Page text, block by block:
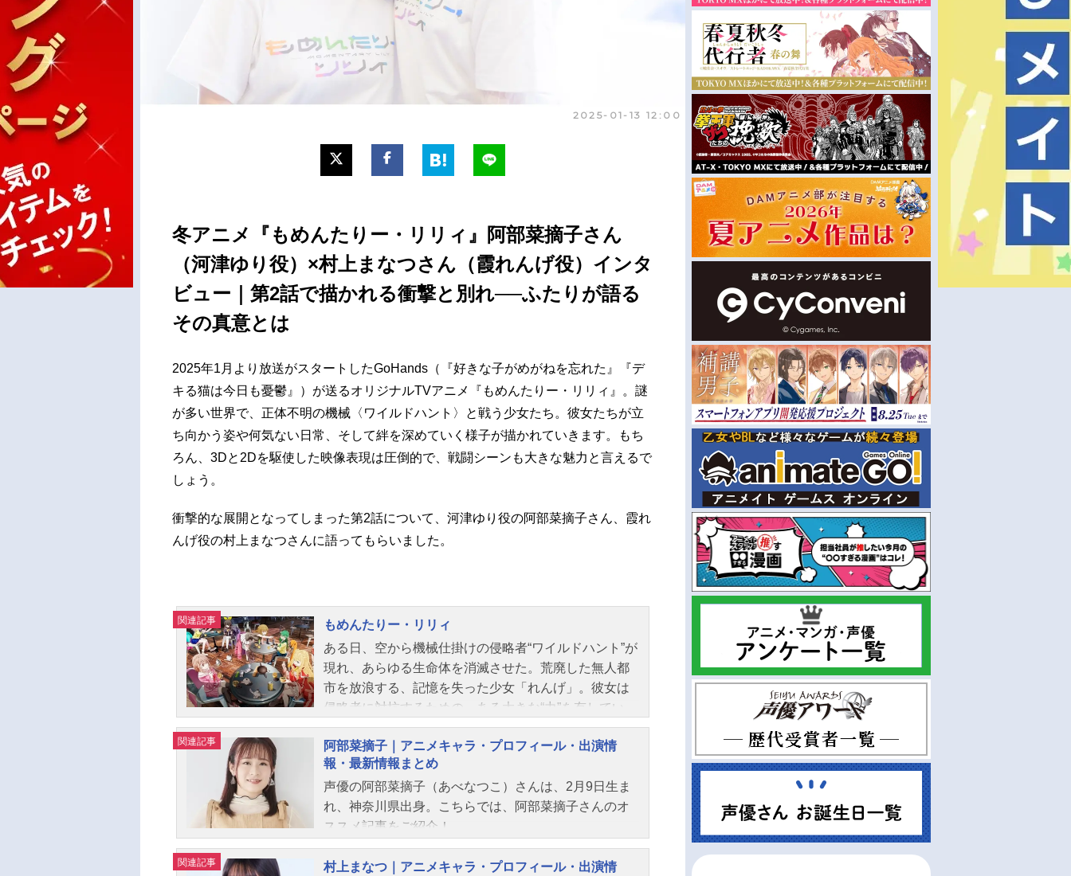
2025-01-13 12:00
冬アニメ『もめんたりー・リリィ』阿部菜摘子さん
（河津ゆり役）×村上まなつさん（霞れんげ役）インタ
ビュー｜第2話で描かれる衝撃と別れ──ふたりが語る
その真意とは
2025年1月より放送がスタートしたGoHands（『好きな子がめがねを忘れた』『デ
キる猫は今日も憂鬱』）が送るオリジナルTVアニメ『もめんたりー・リリィ』。謎
が多い世界で、正体不明の機械〈ワイルドハント〉と戦う少女たち。彼女たちが立
ち向かう姿や何気ない日常、そして絆を深めていく様子が描かれていきます。もち
ろん、3Dと2Dを駆使した映像表現は圧倒的で、戦闘シーンも大きな魅力と言えるで
しょう。
衝撃的な展開となってしまった第2話について、河津ゆり役の阿部菜摘子さん、霞れ
んげ役の村上まなつさんに語ってもらいました。
関連記事
もめんたりー・リリィ
ある日、空から機械仕掛けの侵略者“ワイルドハント”が
現れ、あらゆる生命体を消滅させた。荒廃した無人都
市を放浪する、記憶を失った少女「れんげ」。彼女は
侵略者に対抗するための、ある大きな“力”を有してい
た。街を彷徨う中、れんげは自分と同じ“力”を持つ5人
の少女と出会う。出会った仲間たちと日々過ごす中、
日常を突如壊す侵略者と命がけで戦っていく。やがて
世界の謎を追いかける中で、僅かに残った人類や家族
たちと再会した時、れんげは大きな謎に直面する。そ
して自身の持つ”力”にまつわる、大きな謎に迫ってい
く。作品名もめんたりー・リリィ放送形態TVアニメス
ケジュール2025年1月2日(木）～2025年3月27日（木）
関連記事
阿部菜摘子｜アニメキャラ・プロフィール・出演情
報・最新情報まとめ
声優の阿部菜摘子（あべなつこ）さんは、2月9日生ま
れ、神奈川県出身。こちらでは、阿部菜摘子さんのオ
ススメ記事をご紹介！
関連記事
村上まなつ｜アニメキャラ・プロフィール・出演情